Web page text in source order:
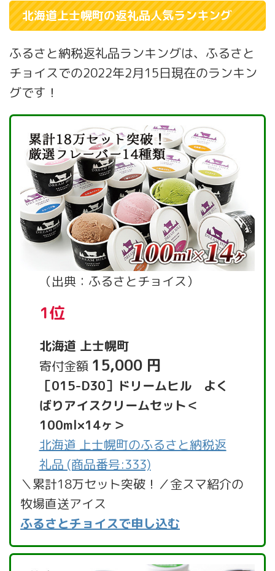
北海道上士幌町の返礼品人気ランキング
ふるさと納税返礼品ランキングは、ふるさと
チョイスでの2022年2月15日現在のランキン
グです！
（出典：ふるさとチョイス）
1位
北海道 上士幌町
寄付金額 15,000 円
［015-D30］ドリームヒル よく
ばりアイスクリームセット＜
100ml×14ヶ＞
北海道 上士幌町のふるさと納税返
礼品 (商品番号:333)
＼累計18万セット突破！／金スマ紹介の
牧場直送アイス
ふるさとチョイスで申し込む